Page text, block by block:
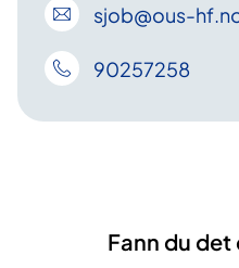
sjob@ous-hf
90257258
Fann du